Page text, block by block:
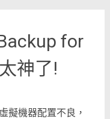
for
神了!
擬機器配置不良，